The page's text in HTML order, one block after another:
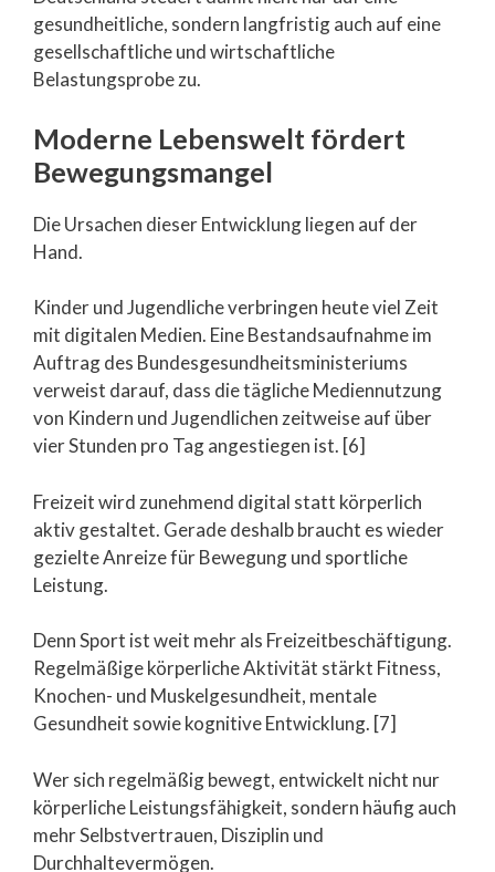
gesundheitliche, sondern langfristig auch auf eine
gesellschaftliche und wirtschaftliche
Belastungsprobe zu.
Moderne Lebenswelt fördert
Bewegungsmangel
Die Ursachen dieser Entwicklung liegen auf der
Hand.
Kinder und Jugendliche verbringen heute viel Zeit
mit digitalen Medien. Eine Bestandsaufnahme im
Auftrag des Bundesgesundheitsministeriums
verweist darauf, dass die tägliche Mediennutzung
von Kindern und Jugendlichen zeitweise auf über
vier Stunden pro Tag angestiegen ist. [6]
Freizeit wird zunehmend digital statt körperlich
aktiv gestaltet. Gerade deshalb braucht es wieder
gezielte Anreize für Bewegung und sportliche
Leistung.
Denn Sport ist weit mehr als Freizeitbeschäftigung.
Regelmäßige körperliche Aktivität stärkt Fitness,
Knochen- und Muskelgesundheit, mentale
Gesundheit sowie kognitive Entwicklung. [7]
Wer sich regelmäßig bewegt, entwickelt nicht nur
körperliche Leistungsfähigkeit, sondern häufig auch
mehr Selbstvertrauen, Disziplin und
Durchhaltevermögen.